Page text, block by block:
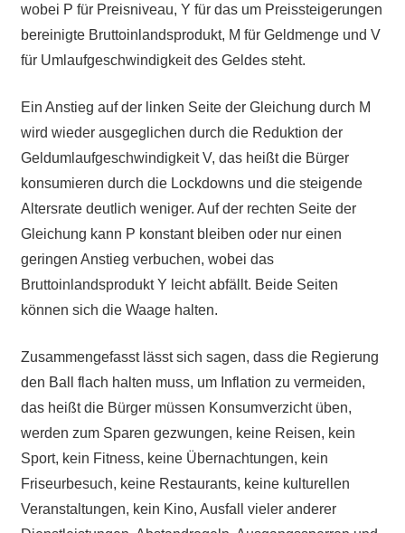
wobei P für Preisniveau, Y für das um Preissteigerungen
bereinigte Bruttoinlandsprodukt, M für Geldmenge und V
für Umlaufgeschwindigkeit des Geldes steht.
Ein Anstieg auf der linken Seite der Gleichung durch M
wird wieder ausgeglichen durch die Reduktion der
Geldumlaufgeschwindigkeit V, das heißt die Bürger
konsumieren durch die Lockdowns und die steigende
Altersrate deutlich weniger. Auf der rechten Seite der
Gleichung kann P konstant bleiben oder nur einen
geringen Anstieg verbuchen, wobei das
Bruttoinlandsprodukt Y leicht abfällt. Beide Seiten
können sich die Waage halten.
Zusammengefasst lässt sich sagen, dass die Regierung
den Ball flach halten muss, um Inflation zu vermeiden,
das heißt die Bürger müssen Konsumverzicht üben,
werden zum Sparen gezwungen, keine Reisen, kein
Sport, kein Fitness, keine Übernachtungen, kein
Friseurbesuch, keine Restaurants, keine kulturellen
Veranstaltungen, kein Kino, Ausfall vieler anderer